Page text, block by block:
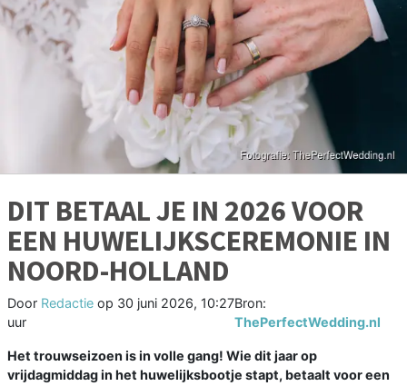
DIT BETAAL JE IN 2026 VOOR
EEN HUWELIJKSCEREMONIE IN
NOORD-HOLLAND
Door Redactie op 30 juni 2026, 10:27
uur
Bron:
ThePerfectWedding.nl
Het trouwseizoen is in volle gang! Wie dit jaar op
vrijdagmiddag in het huwelijksbootje stapt, betaalt voor een